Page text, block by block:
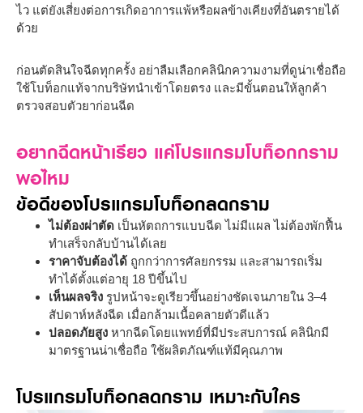
ไว แต่ยังเสี่ยงต่อการเกิดอาการแพ้หรือผลข้างเคียงที่อันตรายได้
ด้วย
ก่อนตัดสินใจฉีดทุกครั้ง อย่าลืมเลือกคลินิกความงามที่ดูน่าเชื่อถือ
ใช้โบท็อกแท้จากบริษัทนำเข้าโดยตรง และมีขั้นตอนให้ลูกค้า
ตรวจสอบตัวยาก่อนฉีด
อยากฉีดหน้าเรียว แค่โปรแกรมโบท็อกกราม
พอไหม
ข้อดีของโปรแกรมโบท็อกลดกราม
ไม่ต้องผ่าตัด เป็นหัตถการแบบฉีด ไม่มีแผล ไม่ต้องพักฟื้น
ทำเสร็จกลับบ้านได้เลย
ราคาจับต้องได้ ถูกกว่าการศัลยกรรม และสามารถเริ่ม
ทำได้ตั้งแต่อายุ 18 ปีขึ้นไป
เห็นผลจริง รูปหน้าจะดูเรียวขึ้นอย่างชัดเจนภายใน 3–4
สัปดาห์หลังฉีด เมื่อกล้ามเนื้อคลายตัวดีแล้ว
ปลอดภัยสูง หากฉีดโดยแพทย์ที่มีประสบการณ์ คลินิกมี
มาตรฐานน่าเชื่อถือ ใช้ผลิตภัณฑ์แท้มีคุณภาพ
โปรแกรมโบท็อกลดกราม เหมาะกับใคร